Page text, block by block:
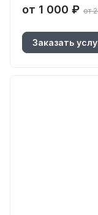
от 1 000 ₽ от
Заказать